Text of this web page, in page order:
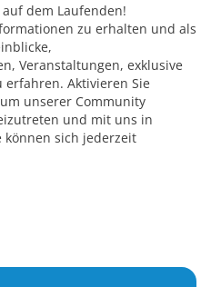
dem Laufenden!
zu erhalten und als
Veranstaltungen, exklusive
Aktivieren Sie
unserer Community
und mit uns in
können sich jederzeit